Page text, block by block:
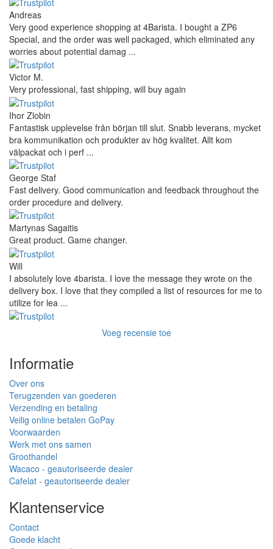
Andreas
Very good experience shopping at 4Barista. I bought a ZP6
Special, and the order was well packaged, which eliminated any
worries about potential damag ...
Victor M.
Very professional, fast shipping, will buy again
Ihor Zlobin
Fantastisk upplevelse från början till slut. Snabb leverans, mycket
bra kommunikation och produkter av hög kvalitet. Allt kom
välpackat och i perf ...
George Staf
Fast delivery. Good communication and feedback throughout the
order procedure and delivery.
Martynas Sagaitis
Great product. Game changer.
Will
I absolutely love 4barista. I love the message they wrote on the
delivery box. I love that they compiled a list of resources for me to
utilize for lea ...
Voeg recensie toe
Informatie
Over ons
Terugzenden van goederen
Verzending en betaling
Veilig online betalen GoPay
Voorwaarden
Werk met ons samen
Groothandel
Wacaco - geautoriseerde dealer
Cafelat - geautoriseerde dealer
Klantenservice
Contact
Goede klacht